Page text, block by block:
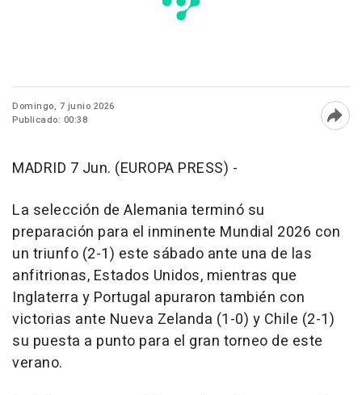
Domingo, 7 junio 2026
Publicado: 00:38
MADRID 7 Jun. (EUROPA PRESS) -
La selección de Alemania terminó su
preparación para el inminente Mundial 2026 con
un triunfo (2-1) este sábado ante una de las
anfitrionas, Estados Unidos, mientras que
Inglaterra y Portugal apuraron también con
victorias ante Nueva Zelanda (1-0) y Chile (2-1)
su puesta a punto para el gran torneo de este
verano.